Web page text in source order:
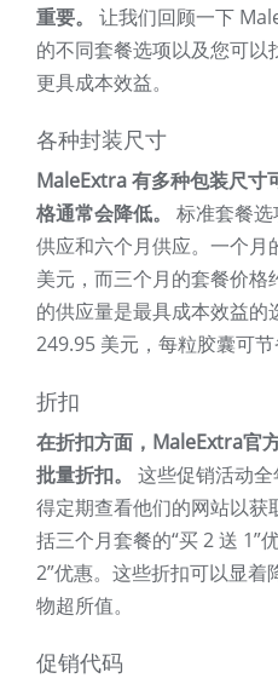
重要。
让我们回顾一下
的不同套餐选项以及您可
更具成本效益。
各种封装尺寸
MaleExtra 有多种包装尺寸
格通常会降低。
标准套餐
供应和六个月供应。一个月
美元，而三个月的套餐价格
的供应量是最具成本效益的
249.95 美元，每粒胶囊可节
折扣
在折扣方面，MaleExtra官
批量折扣。
这些促销活动
得定期查看他们的网站以
括三个月套餐的“买 2 送 1”
2”优惠。这些折扣可以显着
物超所值。
促销代码